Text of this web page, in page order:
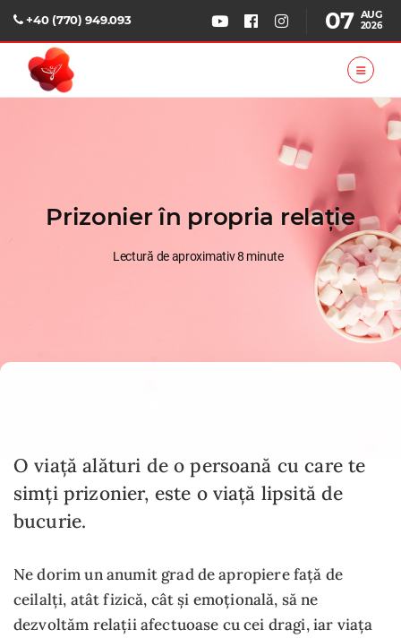
+40 (770) 949.093 07 AUG
2026
Prizonier în propria relație
Lectură de aproximativ 8 minute
O viață alături de o persoană cu care te
simți prizonier, este o viață lipsită de
bucurie.
Ne dorim un anumit grad de apropiere față de
ceilalți, atât fizică, cât și emoțională, să ne
dezvoltăm relații afectuoase cu cei dragi, iar viața